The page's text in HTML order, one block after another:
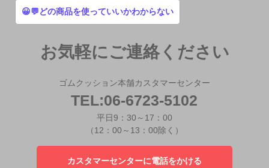
😀💬どの商品を使っていいかわからない
お気軽にご連絡ください
ゴムクッション本舗カスタマーセンター
TEL:06-6723-5102
平日9：30～17：00
（12：00～13：00除く）
カスタマーセンターに電話をかける